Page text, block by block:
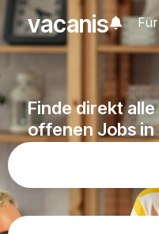
vacanis
Finde direkt
offenen Jobs in